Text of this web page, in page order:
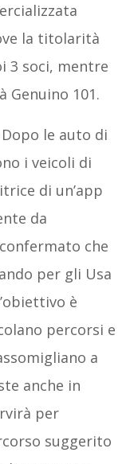
la titolarità
3 soci, mentre
Genuino 101.
le auto di
i veicoli di
di un’app
da
che
per gli Usa
è
percorsi e
a
anche in
per
suggerito